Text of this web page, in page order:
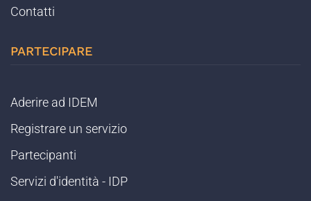
Contatti
PARTECIPARE
Aderire ad IDEM
Registrare un servizio
Partecipanti
Servizi d'identità - IDP